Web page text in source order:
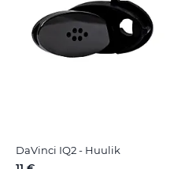
DaVinci IQ2 - Huulik